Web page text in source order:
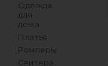
Одежда
для
дома
Платья
Ромперы
Свитера